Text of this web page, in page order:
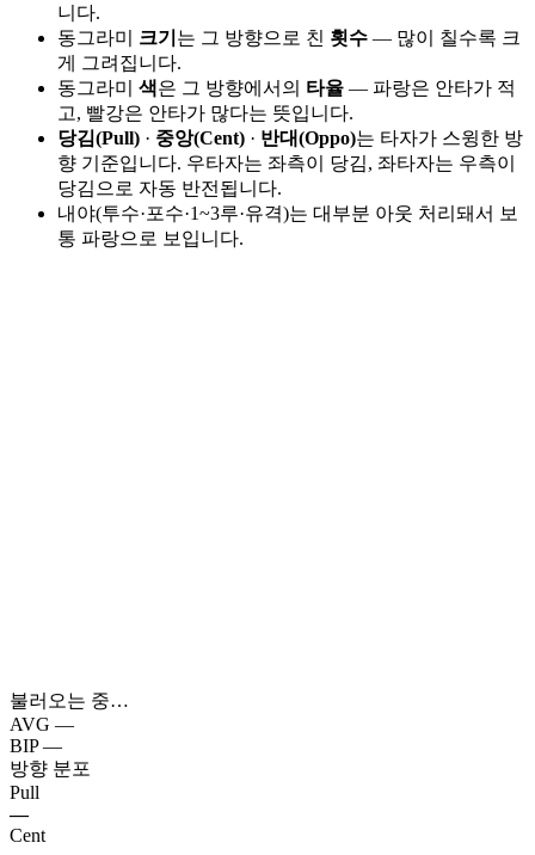
니다.
동그라미 크기 는 그 방향으로 친 횟수 — 많이 칠수록 크
게 그려집니다.
동그라미 색은 그 방향에서의 타율 — 파랑은 안타가 적
고, 빨강은 안타가 많다는 뜻입니다.
당김(Pull) · 중앙(Cent) · 반대(Oppo)는 타자가 스윙한 방
향 기준입니다. 우타자는 좌측이 당김, 좌타자는 우측이
당김으로 자동 반전됩니다.
내야(투수·포수·1~3루·유격)는 대부분 아웃 처리돼서 보
통 파랑으로 보입니다.
불러오는 중…
AVG —
BIP —
방향 분포
Pull
—
Cent